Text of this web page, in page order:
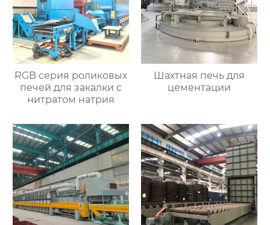
RGB серия роликовых
печей для закалки с
нитратом натрия
Шахтная печь для
цементации